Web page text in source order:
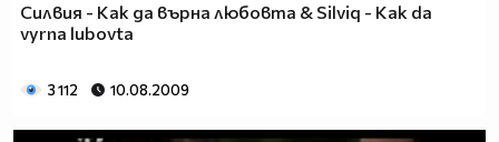
Силвия - Как да върна любовта & Silviq - Kak da
vyrna lubovta
3 112 10.08.2009